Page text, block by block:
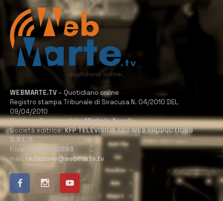
WEBMARTE.TV – Quotidiano online
Registro stampa Tribunale di Siracusa N. 04/2010 DEL
09/04/2010
Direttore Responsabile:Michele Accolla
Società editrice:KFP TELEVISION AND WEB PRODUCTIONS
S.R.L.S.
P.Iva: 02184950893
mail: redazione@webmarte.tv